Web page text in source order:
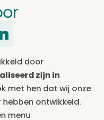
door
zijn in
met hen dat wij onze
ontwikkeld.
menu